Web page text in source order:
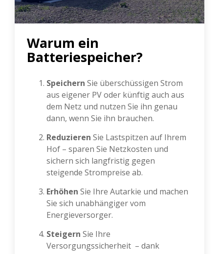
Warum ein
Batteriespeicher?
Speichern Sie überschüssigen Strom
aus eigener PV oder künftig auch aus
dem Netz und nutzen Sie ihn genau
dann, wenn Sie ihn brauchen.
Reduzieren Sie Lastspitzen auf Ihrem
Hof – sparen Sie Netzkosten und
sichern sich langfristig gegen
steigende Strompreise ab.
Erhöhen Sie Ihre Autarkie und machen
Sie sich unabhängiger vom
Energieversorger.
Steigern Sie Ihre
Versorgungssicherheit – dank